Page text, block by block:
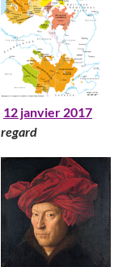
12 janvier 2017
regard